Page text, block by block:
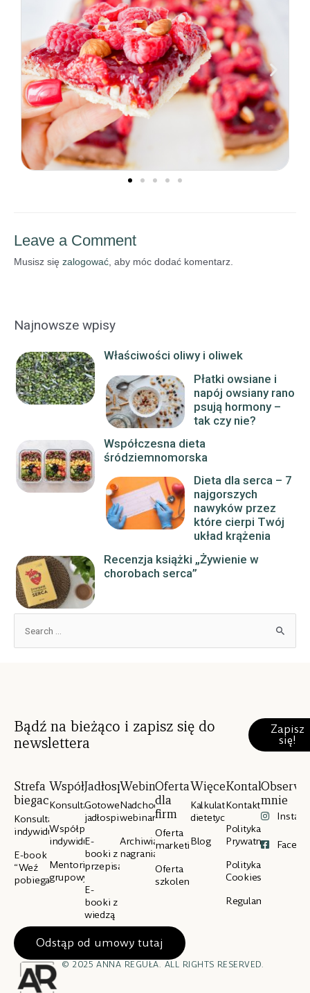
Leave a Comment
Musisz się zalogować, aby móc dodać komentarz.
Najnowsze wpisy
Właściwości oliwy i oliwek
Płatki owsiane i
napój owsiany rano
psują hormony –
tak czy nie?
Współczesna dieta
śródziemnomorska
Dieta dla serca – 7
najgorszych
nawyków przez
które cierpi Twój
układ krążenia
Recenzja książki „Żywienie w
chorobach serca”
Bądź na bieżąco i zapisz się do
newslettera
Zapisz
się!
Strefa
biegacza
Konsultacje
indywidualne
E-book
“Weź
pobiegaj”
Współpraca
Konsultacje
Współpraca
indywidualna
Mentoring
grupowy
Jadłospisy
Gotowe
jadłospisy
E-
booki z
przepisami
E-
booki z
wiedzą
Webinary
Nadchodzące
webinary
Archiwialne
nagrania
Oferta
dla
firm
Oferta
marketingowa
Oferta
szkoleniowa
Więcej
Kalkulator
dietetyczny
Blog
Kontakt
Kontakt
Polityka
Prywatności
Polityka
Cookies
Regulamin
mnie
Odstąp od umowy tutaj
© 2025 ANNA REGUŁA. ALL RIGHTS RESERVED.